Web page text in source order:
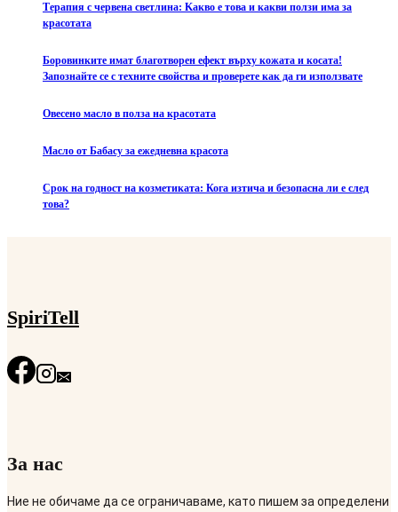
Tерапия с червена светлина: Kакво е това и какви ползи има за
красотата
Боровинките имат благотворен ефект върху кожата и косата!
Запознайте се с техните свойства и проверете как да ги използвате
Овесено масло в полза на красотата
Масло от Бабасу за ежедневна красота
Срок на годност на козметиката: Кога изтича и безопасна ли е след
това?
SpiriTell
За нас
Ние не обичаме да се ограничаваме, като пишем за определени